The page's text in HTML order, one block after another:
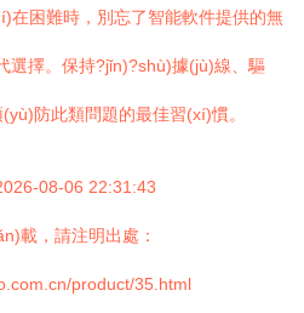
在困難時，別忘了智能軟件提供的無
選擇。保持?jǐn)?shù)據(jù)線、驅
防此類問題的最佳習(xí)慣。
08-06 22:31:43
載，請注明出處：
product/35.html